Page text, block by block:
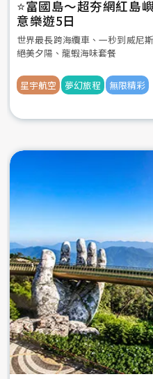
⭐️富國島～超夯網紅島
意樂遊5日
世界最長跨海纜車、一秒到威尼
絕美夕陽、龍蝦海味套餐
星宇航空 夢幻旅程 無限精彩